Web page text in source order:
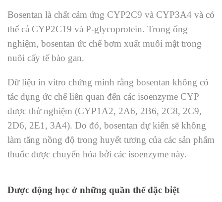
Bosentan là chất cảm ứng CYP2C9 và CYP3A4 và có
thể cả CYP2C19 và P-glycoprotein. Trong ống
nghiệm, bosentan ức chế bơm xuất muối mật trong
nuôi cấy tế bào gan.
Dữ liệu in vitro chứng minh rằng bosentan không có
tác dụng ức chế liên quan đến các isoenzyme CYP
được thử nghiệm (CYP1A2, 2A6, 2B6, 2C8, 2C9,
2D6, 2E1, 3A4). Do đó, bosentan dự kiến ​​sẽ không
làm tăng nồng độ trong huyết tương của các sản phẩm
thuốc được chuyển hóa bởi các isoenzyme này.
Dược động học ở những quần thể đặc biệt